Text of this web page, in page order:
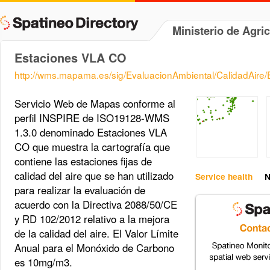
Ministerio de
Estaciones VLA CO
http://wms.mapama.es/sig/EvaluacionAmbiental/
Service health
Servicio Web de Mapas conforme al
perfil INSPIRE de ISO19128-WMS
1.3.0 denominado Estaciones VLA
CO que muestra la cartografía que
contiene las estaciones fijas de
calidad del aire que se han utilizado
para realizar la evaluación de
acuerdo con la Directiva 2088/50/CE
y RD 102/2012 relativo a la mejora
de la calidad del aire. El Valor Límite
Anual para el Monóxido de Carbono
es 10mg/m3.